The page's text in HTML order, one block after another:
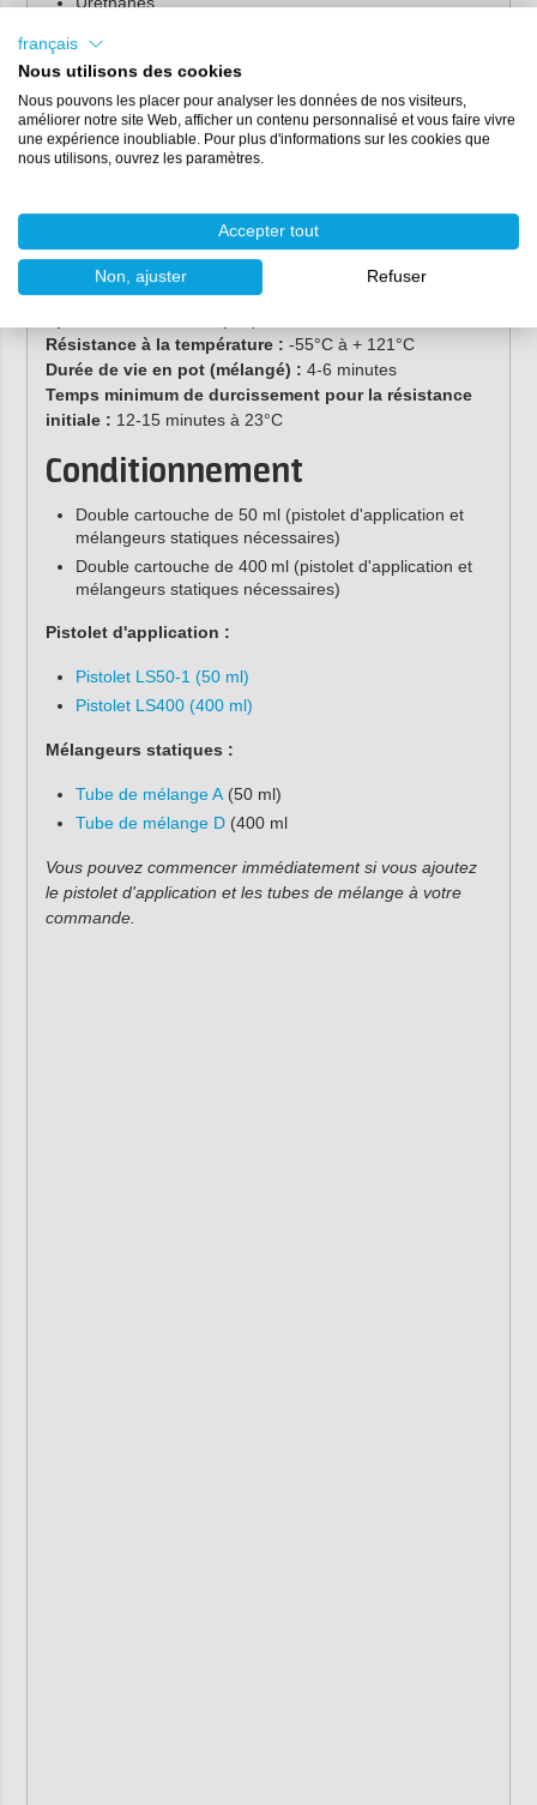
Caractéristiques du Plexus
MA 300
Rapport de mélange :1:1
Résistance au cisaillement : 20-26 N / mm
Viscosité :40 000 - 70 000 mPa.s.
Résistance à la température : -55°C à + 121°C
Durée de vie en pot (mélangé) : 4-6 minutes
Temps minimum de durcissement pour la résistance
initiale : 12-15 minutes à 23°C
Conditionnement
Double cartouche de 50 ml (pistolet d'application et
mélangeurs statiques nécessaires)
Double cartouche de 400 ml (pistolet d'application et
mélangeurs statiques nécessaires)
Pistolet d'application :
Pistolet LS50-1 (50 ml)
Pistolet LS400 (400 ml)
Mélangeurs statiques :
Tube de mélange A(50 ml)
Tube de mélange D(400 ml
Vous pouvez commencer immédiatement si vous ajoutez
le pistolet d'application et les tubes de mélange à votre
commande.
français
Nous utilisons des cookies
Nous pouvons les placer pour analyser les données de nos visiteurs,
améliorer notre site Web, afficher un contenu personnalisé et vous faire vivre
une expérience inoubliable. Pour plus d'informations sur les cookies que
nous utilisons, ouvrez les paramètres.
Accepter tout
Non, ajuster Refuser